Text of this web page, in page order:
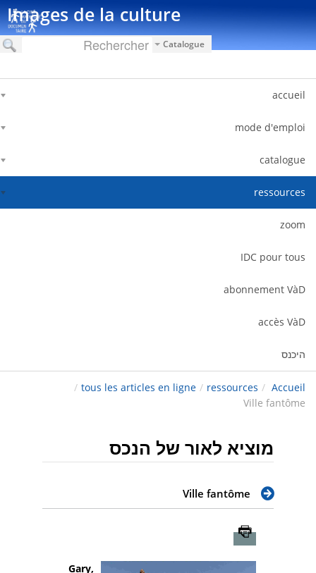
Images de la culture
Catalogue
accueil
mode d'emploi
catalogue
ressources
zoom
IDC pour tous
abonnement VàD
accès VàD
היכנס
Accueil
/
ressources
/
tous les articles en ligne
/
Ville fantôme
מוציא לאור של הנכס
Ville fantôme
Gary,